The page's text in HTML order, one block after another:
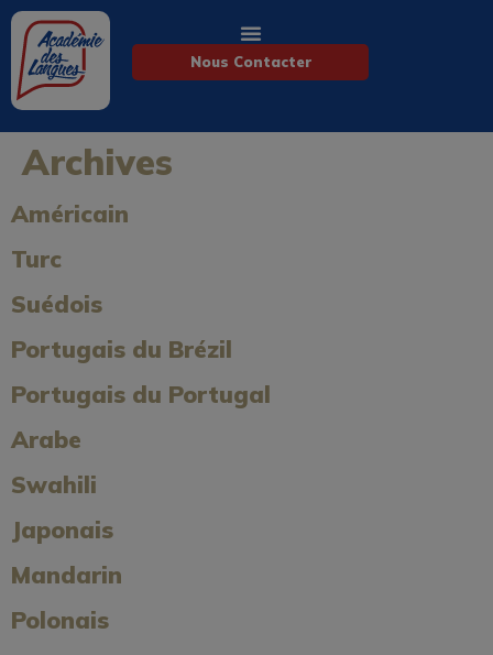
Nous Contacter
Archives
Américain
Turc
Suédois
Portugais du Brézil
Portugais du Portugal
Arabe
Swahili
Japonais
Mandarin
Polonais